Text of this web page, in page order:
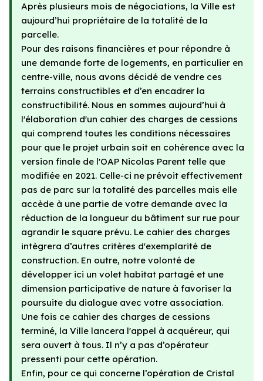
Après plusieurs mois de négociations, la Ville est
aujourd’hui propriétaire de la totalité de la
parcelle.
Pour des raisons financières et pour répondre à
une demande forte de logements, en particulier en
centre-ville, nous avons décidé de vendre ces
terrains constructibles et d’en encadrer la
constructibilité. Nous en sommes aujourd’hui à
l'élaboration d'un cahier des charges de cessions
qui comprend toutes les conditions nécessaires
pour que le projet urbain soit en cohérence avec la
version finale de l'OAP Nicolas Parent telle que
modifiée en 2021. Celle-ci ne prévoit effectivement
pas de parc sur la totalité des parcelles mais elle
accède à une partie de votre demande avec la
réduction de la longueur du bâtiment sur rue pour
agrandir le square prévu. Le cahier des charges
intègrera d’autres critères d'exemplarité de
construction. En outre, notre volonté de
développer ici un volet habitat partagé et une
dimension participative de nature à favoriser la
poursuite du dialogue avec votre association.
Une fois ce cahier des charges de cessions
terminé, la Ville lancera l'appel à acquéreur, qui
sera ouvert à tous. Il n’y a pas d’opérateur
pressenti pour cette opération.
Enfin, pour ce qui concerne l’opération de Cristal